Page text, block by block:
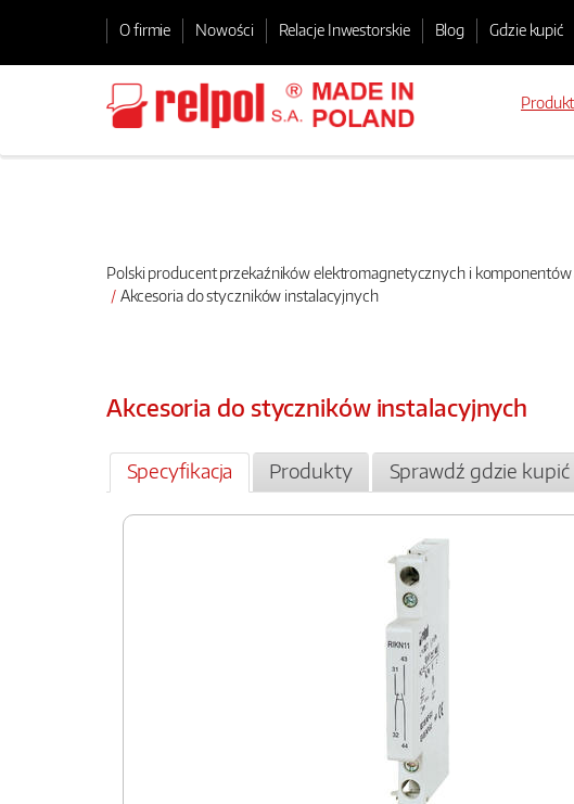
O firmie Nowości Relacje Inwestorskie Blog Gdzie kupić
Polski producent przekaźników elektromagnetycznych i
Akcesoria do styczników instalacyjnych
Akcesoria do styczników instalacyjnych
Specyfikacja Produkty Sprawdź gdzie kupić